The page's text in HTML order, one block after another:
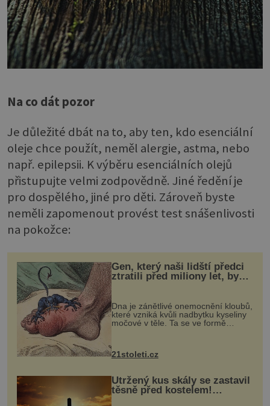
Na co dát pozor
Je důležité dbát na to, aby ten, kdo esenciální
oleje chce použít, neměl alergie, astma, nebo
např. epilepsii. K výběru esenciálních olejů
přistupujte velmi zodpovědně. Jiné ředění je
pro dospělého, jiné pro děti. Zároveň byste
neměli zapomenout provést test snášenlivosti
na pokožce:
Gen, který naši lidští předci
ztratili před miliony let, by
mohl pomoci s léčbou
„nemoci králů“
Dna je zánětlivé onemocnění kloubů,
které vzniká kvůli nadbytku kyseliny
močové v těle. Ta se ve formě
nohou, a způsobuje bole...
21stoleti.cz
Utržený kus skály se zastavil
těsně před kostelem!
Ochránila ho boží síla?